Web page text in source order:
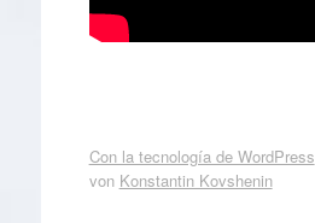
Con la tecnología de WordPress
von Konstantin Kovshenin